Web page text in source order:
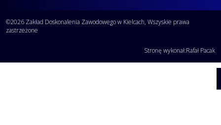
©2026 Zakład Doskonalenia Zawodowego w Kielcach, Wszyskie prawa
zastrzeżone
Stronę wykonał:Rafał Pacak